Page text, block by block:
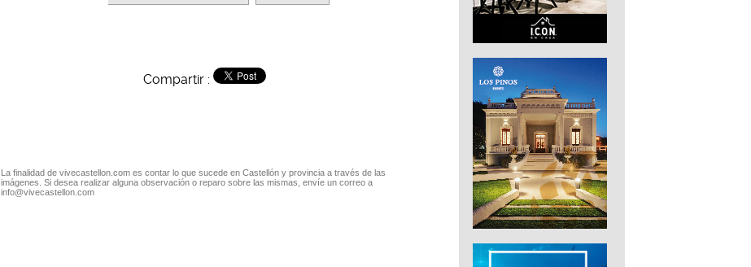
Compartir :
La finalidad de vivecastellon.com es contar lo que sucede en Castellón y provincia a través de las
imágenes. Si desea realizar alguna observación o reparo sobre las mismas, envíe un correo a
info@vivecastellon.com